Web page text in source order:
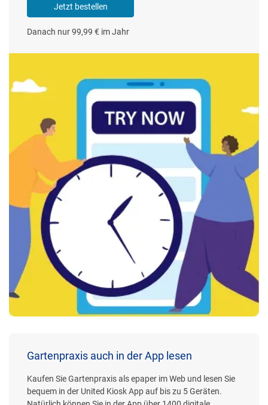
Jetzt bestellen
Danach nur 99,99 € im Jahr
Gartenpraxis auch in der App lesen
Kaufen Sie Gartenpraxis als epaper im Web und lesen Sie
bequem in der United Kiosk App auf bis zu 5 Geräten.